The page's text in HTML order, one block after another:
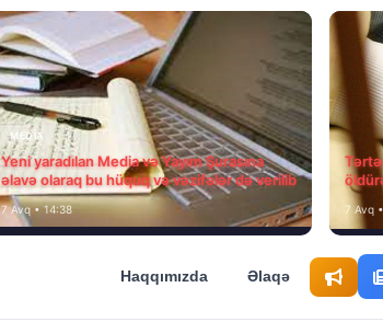
MEDİA
Yeni yaradılan Media və Yayım Şurasına
əlavə olaraq bu hüquq və vəzifələr də verilib
7 Avq • 14:38 7 Avq
Haqqımızda Əlaqə